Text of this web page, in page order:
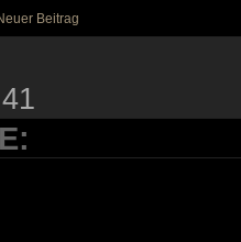
Beitrag